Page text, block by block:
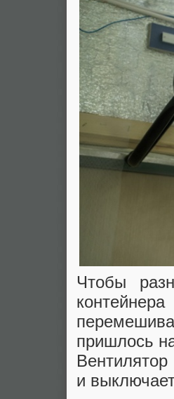
Чтобы
пришлось
Вентилятор
и